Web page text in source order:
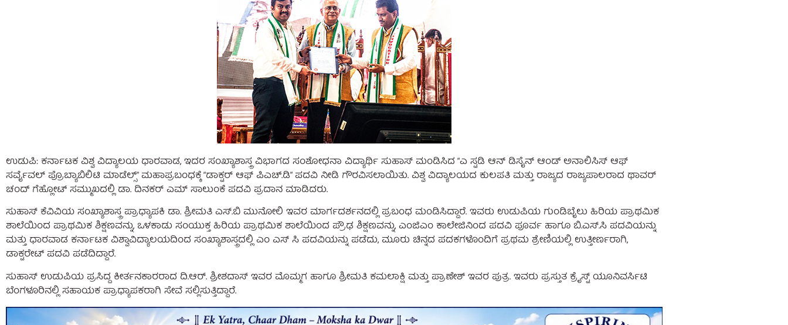
ಉಡುಪಿ: ಕರ್ನಾಟಕ ವಿಶ್ವ ವಿದ್ಯಾಲಯ ಧಾರವಾಡ, ಇದರ ಸಂಖ್ಯಾಶಾಸ್ತ್ರ ವಿಭಾಗದ ಸಂಶೋಧನಾ ವಿದ್ಯಾರ್ಥಿ ಸುಹಾಸ್ ಮಂಡಿಸಿದ “ಎ ಸ್ಟಡಿ ಆನ್ ಡಿಸೈನ್ ಆಂಡ್ ಅನಾಲಿಸಿಸ್ ಆಫ್
ಸರ್ವೈವಲ್ ಪ್ರೊಬ್ಯಾಬಿಲಿಟಿ ಮಾಡೆಲ್ಸ್” ಮಹಾಪ್ರಬಂಧಕ್ಕೆ “ಡಾಕ್ಟರ್ ಆಫ್ ಪಿಎಚ್.ಡಿ” ಪದವಿ ನೀಡಿ ಗೌರವಿಸಲಾಯಿತು. ವಿಶ್ವ ವಿದ್ಯಾಲಯದ ಕುಲಪತಿ ಮತ್ತು ರಾಜ್ಯದ ರಾಜ್ಯಪಾಲರಾದ ಥಾವರ್
ಚಂದ್ ಗೆಹ್ಲೋಟ್ ಸಮ್ಮುಖದಲ್ಲಿ ಡಾ. ದಿನಕರ್ ಎಮ್ ಸಾಲುಂಕೆ ಪದವಿ ಪ್ರದಾನ ಮಾಡಿದರು.
ಸುಹಾಸ್ ಕೆವಿವಿಯ ಸಂಖ್ಯಾಶಾಸ್ತ್ರ ಪ್ರಾಧ್ಯಾಪಕಿ ಡಾ. ಶ್ರೀಮತಿ ಎಸ್.ಬಿ ಮುನೋಲಿ ಇವರ ಮಾರ್ಗದರ್ಶನದಲ್ಲಿ ಪ್ರಬಂಧ ಮಂಡಿಸಿದ್ದಾರೆ. ಇವರು ಉಡುಪಿಯ ಗುಂಡಿಬೈಲು ಹಿರಿಯ ಪ್ರಾಥಮಿಕ
ಶಾಲೆಯಿಂದ ಪ್ರಾಥಮಿಕ ಶಿಕ್ಷಣವನ್ನು, ಒಳಕಾಡು ಸಂಯುಕ್ತ ಹಿರಿಯ ಪ್ರಾಥಮಿಕ ಶಾಲೆಯಿಂದ ಪ್ರೌಢ ಶಿಕ್ಷಣವನ್ನು, ಎಂಜಿಎಂ ಕಾಲೇಜಿನಿಂದ ಪದವಿ ಪೂರ್ವ ಹಾಗೂ ಬಿ.ಎಸ್.ಸಿ ಪದವಿಯನ್ನು
ಮತ್ತು ಧಾರವಾಡ ಕರ್ನಾಟಕ ವಿಶ್ವಾವಿದ್ಯಾಲಯದಿಂದ ಸಂಖ್ಯಾಶಾಸ್ತ್ರದಲ್ಲಿ ಎಂ ಎಸ್ ಸಿ ಪದವಿಯನ್ನು ಪಡೆದು, ಮೂರು ಚಿನ್ನದ ಪದಕಗಳೊಂದಿಗೆ ಪ್ರಥಮ ಶ್ರೇಣಿಯಲ್ಲಿ ಉತ್ತೀರ್ಣರಾಗಿ,
ಡಾಕ್ಟರೇಟ್ ಪದವಿ ಪಡೆದಿದ್ದಾರೆ.
ಸುಹಾಸ್ ಉಡುಪಿಯ ಪ್ರಸಿದ್ದ ಕೀರ್ತನಕಾರರಾದ ದಿ.ಆರ್. ಶ್ರೀಶದಾಸ್ ಇವರ ಮೊಮ್ಮಗ ಹಾಗೂ ಶ್ರೀಮತಿ ಕಮಲಾಕ್ಷಿ ಮತ್ತು ಪ್ರಾಣೇಶ್ ಇವರ ಪುತ್ರ. ಇವರು ಪ್ರಸ್ತುತ ಕ್ರೈಸ್ಟ್ ಯೂನಿವರ್ಸಿಟಿ
ಬೆಂಗಳೂರಿನಲ್ಲಿ ಸಹಾಯಕ ಪ್ರಾಧ್ಯಾಪಕರಾಗಿ ಸೇವೆ ಸಲ್ಲಿಸುತ್ತಿದ್ದಾರೆ.